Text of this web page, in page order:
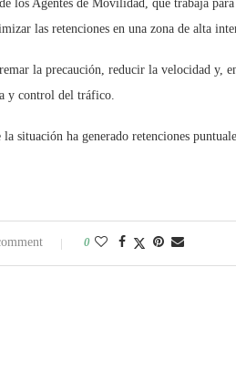
los Agentes de Movilidad, que trabaja
las retenciones en una zona de alta
la precaución, reducir la velocidad y,
y control del tráfico.
situación ha generado retenciones
0